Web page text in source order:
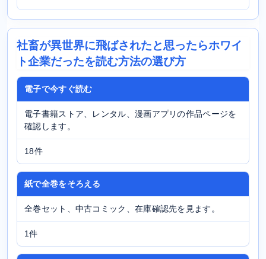
社畜が異世界に飛ばされたと思ったらホワイ
ト企業だったを読む方法の選び方
電子で今すぐ読む
電子書籍ストア、レンタル、漫画アプリの作品ページを
確認します。
18件
紙で全巻をそろえる
全巻セット、中古コミック、在庫確認先を見ます。
1件